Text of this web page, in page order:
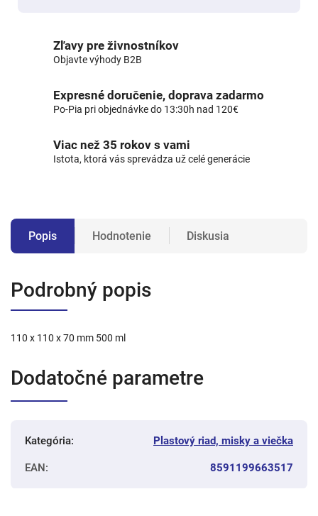
Zľavy pre živnostníkov
Objavte výhody B2B
Expresné doručenie, doprava zadarmo
Po-Pia pri objednávke do 13:30h nad 120€
Viac než 35 rokov s vami
Istota, ktorá vás sprevádza už celé generácie
Popis Hodnotenie Diskusia
Podrobný popis
110 x 110 x 70 mm 500 ml
Dodatočné parametre
Kategória: Plastový riad, misky a viečka
EAN: 8591199663517